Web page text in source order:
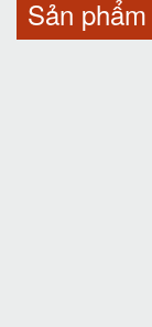
Sản